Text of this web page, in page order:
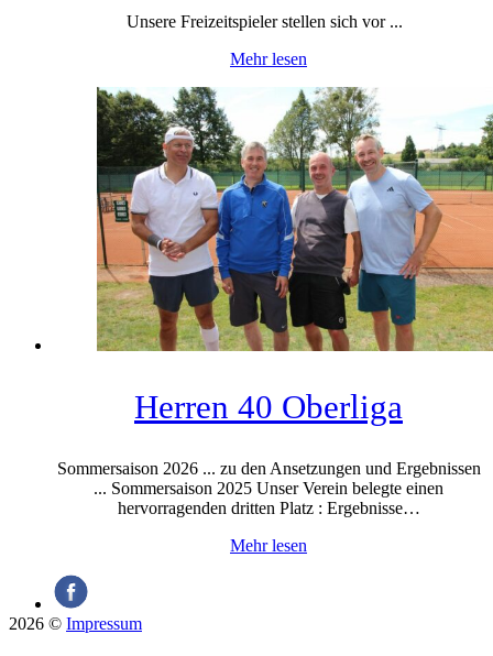
Unsere Freizeitspieler stellen sich vor ...
Mehr lesen
Herren 40 Oberliga
Sommersaison 2026 ... zu den Ansetzungen und Ergebnissen
... Sommersaison 2025 Unser Verein belegte einen
hervorragenden dritten Platz : Ergebnisse…
Mehr lesen
2026 © Impressum